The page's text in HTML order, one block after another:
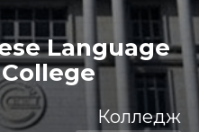
Language
Колледж